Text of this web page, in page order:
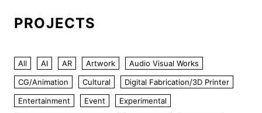
PROJECTS
All AI AR Artwork
Audio Visual Works
CG/Animation
Cultural
Digital Fabrication/3D Printer
Entertainment
Event
Experimental